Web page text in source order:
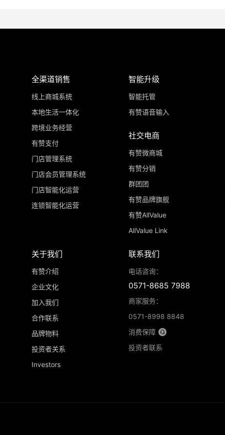
全渠道销售
线上商城系统
本地生活一体化
跨境业务经营
有赞支付
门店管理系统
门店会员管理系统
门店智能化运营
连锁智能化运营
智能升级
智能托管
有赞语音输入
社交电商
有赞微商城
有赞分销
群团团
有赞品牌旗舰
有赞AllValue
AllValue Link
关于我们
有赞介绍
企业文化
加入我们
合作联系
品牌物料
投资者关系
Investors
联系我们
电话咨询：
0571-8685 7988
商家服务：
0571-8998 8848
消费保障
投资者联系